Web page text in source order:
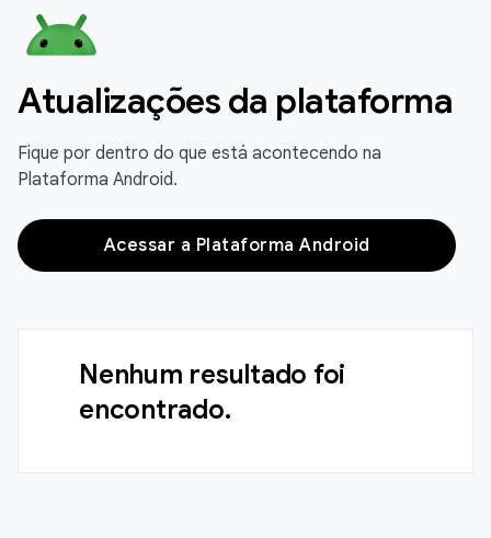
Atualizações da plataforma
Fique por dentro do que está acontecendo na
Plataforma Android.
Acessar a Plataforma Android
Nenhum resultado foi
encontrado.